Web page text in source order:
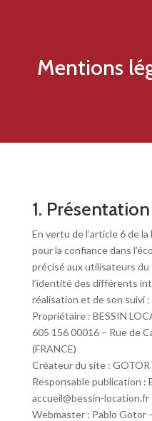
Mentions
1.
En vertu de l’article 6 de
pour la confiance dans
précisé aux utilisateurs
l’identité des différents
réalisation et de son suivi :
Propriétaire : BESSIN
605 156 00016 – Rue de
(FRANCE)
Créateur du site : GOTOR
Responsable publication :
accueil@bessin-location.fr
Webmaster : Pablo Gotor